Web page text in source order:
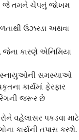
જે તમને ચેપનું જોખમ
ઉઝરડા અથવા
જેના કારણે એનિમિયા
સ્નાયુઓની સમસ્યાઓ
કાર્યમાં ફેરફાર
જરૂર છે
વહેલાસર પકડવા માટે
કાર્યની તપાસ કરશે.